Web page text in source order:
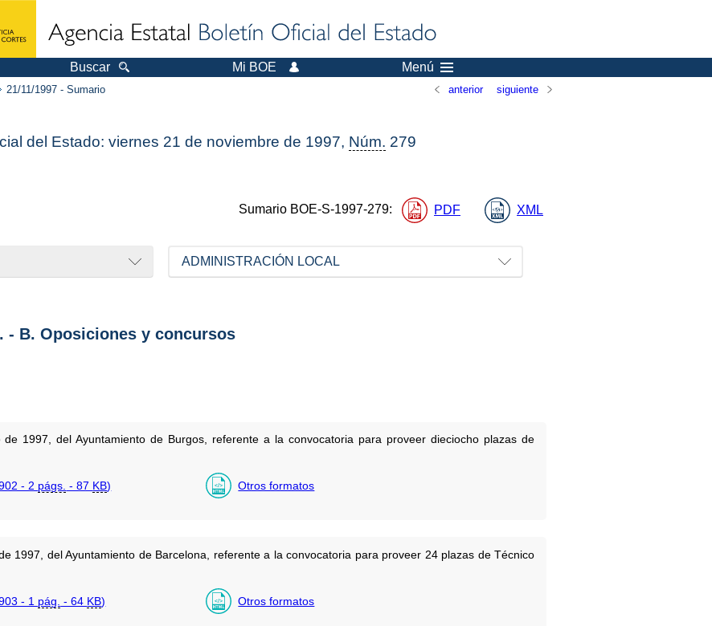
Buscar Mi BOE Menú
21/11/1997 - Sumario anterior siguiente
del Estado: viernes 21 de noviembre de 1997, Núm. 279
Sumario BOE-S-1997-279: PDF XML
ADMINISTRACIÓN LOCAL
- B. Oposiciones y concursos
de 1997, del Ayuntamiento de Burgos, referente a la convocatoria para proveer dieciocho plazas de
- 2 págs. - 87 KB) Otros formatos
1997, del Ayuntamiento de Barcelona, referente a la convocatoria para proveer 24 plazas de Técnico
- 1 pág. - 64 KB) Otros formatos